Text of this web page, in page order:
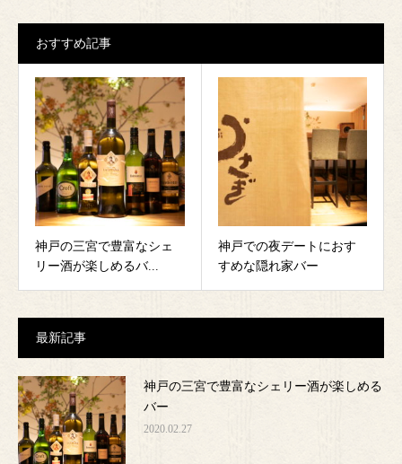
おすすめ記事
神戸の三宮で豊富なシェ
リー酒が楽しめるバ...
神戸での夜デートにおす
すめな隠れ家バー
最新記事
神戸の三宮で豊富なシェリー酒が楽しめる
バー
2020.02.27